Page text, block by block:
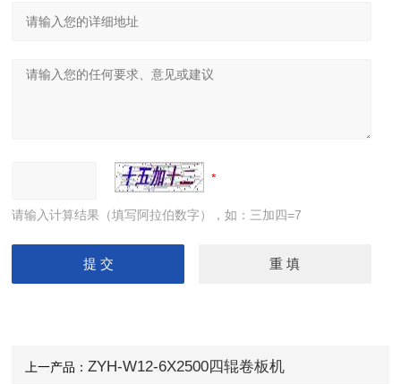
请输入计算结果（填写阿拉伯数字），如：三加四=7
上一产品： ZYH-W12-6X2500四辊卷板机